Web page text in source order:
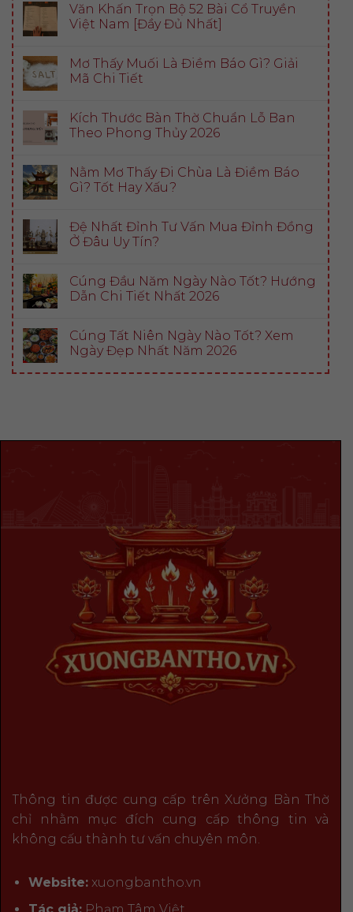
Văn Khấn Trọn Bộ 52 Bài Cổ Truyền
Việt Nam [Đầy Đủ Nhất]
Mơ Thấy Muối Là Điềm Báo Gì? Giải
Mã Chi Tiết
Kích Thước Bàn Thờ Chuẩn Lỗ Ban
Theo Phong Thủy 2026
Nằm Mơ Thấy Đi Chùa Là Điềm Báo
Gì? Tốt Hay Xấu?
Đệ Nhất Đỉnh Tư Vấn Mua Đỉnh Đồng
Ở Đâu Uy Tín?
Cúng Đầu Năm Ngày Nào Tốt? Hướng
Dẫn Chi Tiết Nhất 2026
Cúng Tất Niên Ngày Nào Tốt? Xem
Ngày Đẹp Nhất Năm 2026
Thông tin được cung cấp trên Xưởng Bàn Thờ
chỉ nhằm mục đích cung cấp thông tin và
không cấu thành tư vấn chuyên môn.
Website:xuongbantho.vn